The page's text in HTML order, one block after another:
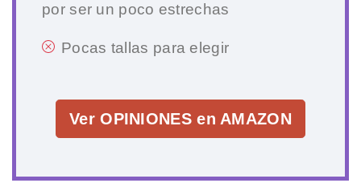
por ser un poco estrechas
Pocas tallas para elegir
Ver OPINIONES en AMAZON